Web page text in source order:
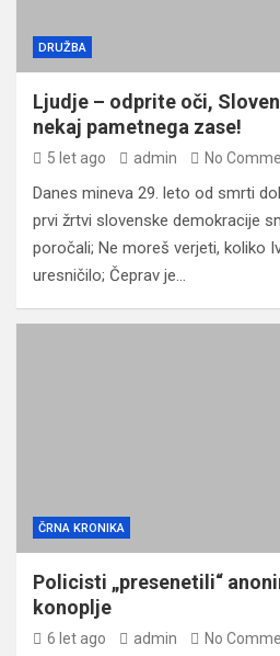
DRUŽBA
Ljudje – odprite oči,
nekaj pametnega zase!
5 let ago admin No
Danes mineva 29. leto od smrti
prvi žrtvi slovenske demokracije
poročali; Ne moreš verjeti, koliko
uresničilo; Čeprav je…
ČRNA KRONIKA
Policisti „presenetili“
konoplje
6 let ago admin No